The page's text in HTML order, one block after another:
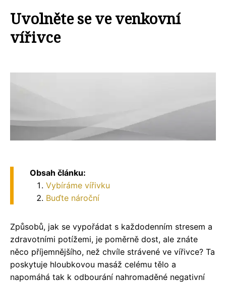
Uvolněte se ve venkovní
vířivce
Obsah článku:
Vybíráme vířivku
Buďte nároční
Způsobů, jak se vypořádat s každodenním stresem a
zdravotními potížemi, je poměrně dost, ale znáte
něco příjemnějšího, než chvíle strávené ve vířivce? Ta
poskytuje hloubkovou masáž celému tělo a
napomáhá tak k odbourání nahromaděné negativní